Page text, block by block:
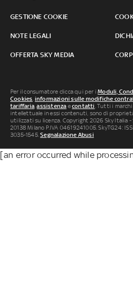
GESTIONE COOKIE
NOTE LEGALI
OFFERTA SKY MEDIA
Per il consumatore clicca qui per iModuli,
Cookies, informazioni sulle modifiche
tariffaria,assistenza econtatti. Tutti i
intellettuale in essi contenuti, sono di
utilizzati su licenza. Copyright 2026 Sky Italia -
20138 Milano P.IVA 04619241005. SkyTG24:
3035-1545.Segnalazione Abusi
[an error occurred while